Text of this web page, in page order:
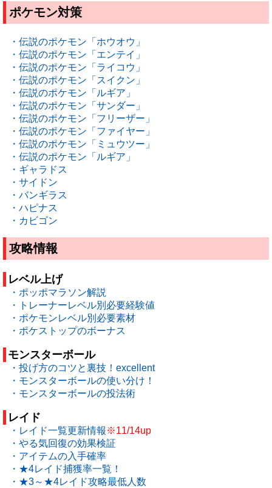
ポケモン対策
・伝説のポケモン「ホウオウ」
・伝説のポケモン「エンテイ」
・伝説のポケモン「ライコウ」
・伝説のポケモン「スイクン」
・伝説のポケモン「ルギア」
・伝説のポケモン「サンダー」
・伝説のポケモン「フリーザー」
・伝説のポケモン「ファイヤー」
・伝説のポケモン「ミュウツー」
・伝説のポケモン「ルギア」
・ギャラドス
・サイドン
・バンギラス
・ハピナス
・カビゴン
攻略情報
レベル上げ
・ポッポマラソン解説
・トレーナーレベル別必要経験値
・ポケモンレベル別必要素材
・ポケストップのボーナス
モンスターボール
・投げ方のコツと裏技！excellent
・モンスターボールの使い分け！
・モンスターボールの投法術
レイド
・レイド一覧更新情報 ※11/14up
・やる気回復の効果検証
・アイテムの入手確率
・★4レイド捕獲率一覧！
・★3～★4レイド攻略最低人数